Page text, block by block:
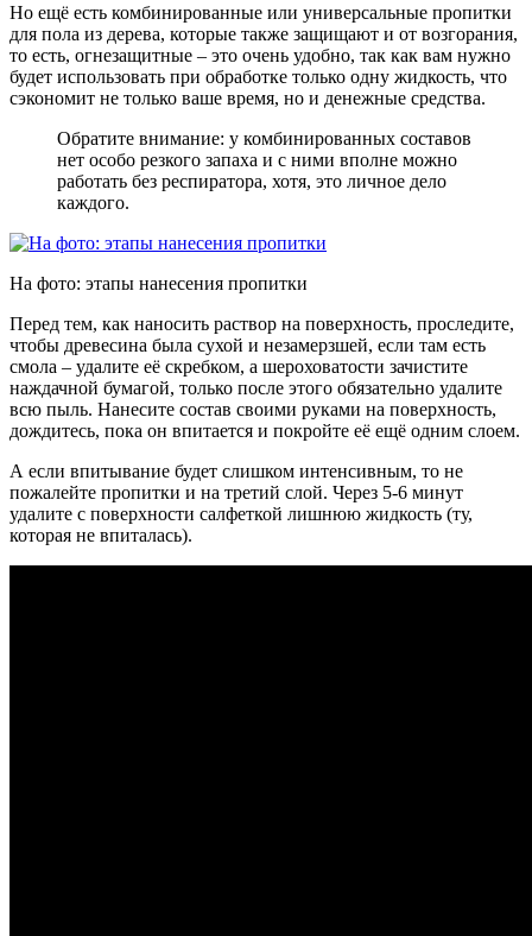
Но ещё есть комбинированные или универсальные пропитки
для пола из дерева, которые также защищают и от возгорания,
то есть, огнезащитные – это очень удобно, так как вам нужно
будет использовать при обработке только одну жидкость, что
сэкономит не только ваше время, но и денежные средства.
Обратите внимание: у комбинированных составов
нет особо резкого запаха и с ними вполне можно
работать без респиратора, хотя, это личное дело
каждого.
На фото: этапы нанесения пропитки
Перед тем, как наносить раствор на поверхность, проследите,
чтобы древесина была сухой и незамерзшей, если там есть
смола – удалите её скребком, а шероховатости зачистите
наждачной бумагой, только после этого обязательно удалите
всю пыль. Нанесите состав своими руками на поверхность,
дождитесь, пока он впитается и покройте её ещё одним слоем.
А если впитывание будет слишком интенсивным, то не
пожалейте пропитки и на третий слой. Через 5-6 минут
удалите с поверхности салфеткой лишнюю жидкость (ту,
которая не впиталась).